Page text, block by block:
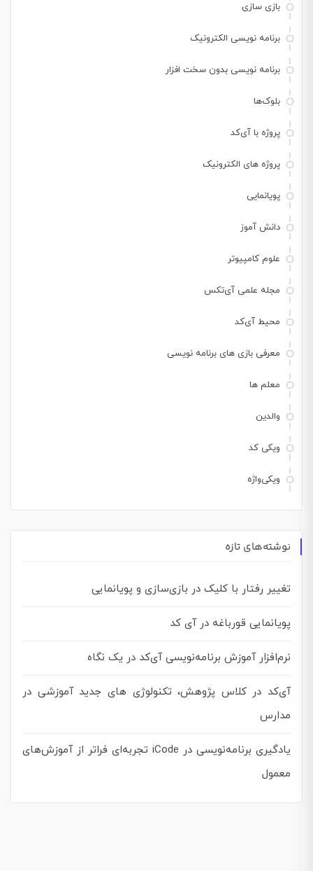
بازی سازی
برنامه نویسی الکترونیک
برنامه نویسی بدون سخت افزار
بلوک‌ها
پروژه با آی‌کد
پروژه های الکترونیک
پویانمایی
دانش آموز
علوم کامپیوتر
مجله علمی آی‌تکس
محیط آی‌کد
معرفی بازی های برنامه نویسی
معلم ها
والدین
ویکی کد
ویکی‌واژه
نوشته‌های تازه
تغییر رفتار با کلیک در بازی‌سازی و پویانمایی
پویانمایی قورباغه در آی کد
نرم‌افزار آموزش برنامه‌نویسی آی‌کد در یک نگاه
آی‌کد در کلاس پژوهش، تکنولوژی های جدید آموزشی در
مدارس
یادگیری برنامه‌نویسی در iCode تجربه‌ای فراتر از آموزش‌های
معمول